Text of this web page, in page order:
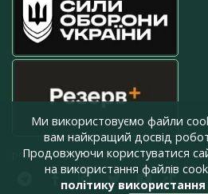
press@armyinform.com.ua
Ми використовуємо файли
вам найкращий досвід
Продовжуючи користуватися
на використання файлів
політику